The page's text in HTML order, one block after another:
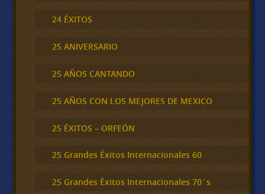
24 ÉXITOS
25 ANIVERSARIO
25 AÑOS CANTANDO
25 AÑOS CON LOS MEJORES DE MEXICO
25 ÉXITOS – ORFEÓN
25 Grandes Éxitos Internacionales 60
25 Grandes Éxitos Internacionales 70´s